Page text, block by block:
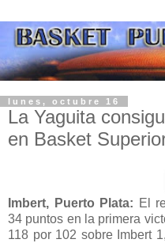
lunes, octubre 16
La Yaguita
en Basket
Imbert, Puerto Plata: El
34 puntos en la primera
118 por 102 sobre Imbert